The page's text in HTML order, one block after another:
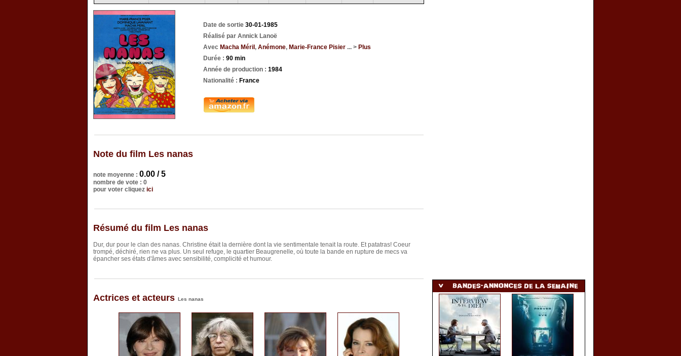
Date de sortie 30-01-1985
Réalisé par Annick Lanoë
Avec Macha Méril, Anémone, Marie-France Pisier ... > Plus
Durée : 90 min
Année de production : 1984
Nationalité : France
Note du film Les nanas
note moyenne : 0.00 / 5
nombre de vote : 0
pour voter cliquez ici
Résumé du film Les nanas
Dur, dur pour le clan des nanas. Christine était la dernière dont la vie sentimentale tenait la route. Et patatras! Coeur
trompé, déchiré, rien ne va plus. Un seul refuge, le quartier Beaugrenelle, où toute la bande en rupture de mecs va
épancher ses états d'âmes avec sensibilité, complicité et humour.
Actrices et acteurs Les nanas